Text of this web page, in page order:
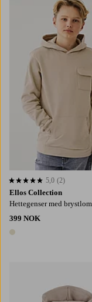
Ellos Collection
Hettegenser med
399 NOK
1 farge
5,0 basert på 2
5,0 (2)
158/164 170
164176